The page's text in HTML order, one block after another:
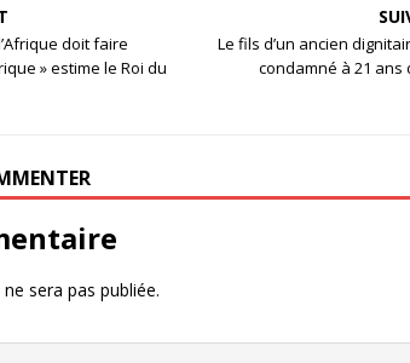
doit faire
» estime le Roi du
Le fils d’un ancien
condamné à 21 ans
sera pas publiée.